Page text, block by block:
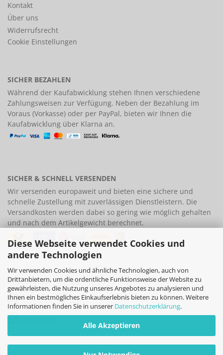
Diese Webseite verwendet Cookies und
andere Technologien
Wir verwenden Cookies und ähnliche Technologien, auch von
Drittanbietern, um die ordentliche Funktionsweise der Website zu
gewährleisten, die Nutzung unseres Angebotes zu analysieren und
Ihnen ein bestmögliches Einkaufserlebnis bieten zu können. Weitere
Informationen finden Sie in unserer Datenschutzerklärung.
Alle Akzeptieren
Kontakt
Über uns
Widerrufsrecht
Cookie Einstellungen
SICHER BEZAHLEN
Während der Kaufabwicklung stehen Ihnen verschiedene
Zahlungsweisen zur Verfügung. Neben der Bezahlung im
Voraus (Vorkasse) oder per PayPal, bieten wir Ihnen die
Kaufabwicklung über Klarna an.
SICHER & SCHNELL VERSENDEN
Wir versenden europaweit und bieten eine sichere und
schnelle Zustellung mit zuverlässigen Dienstleistern. Die
Versandkosten werden dabei so gering wie möglich gehalten
und nach dem Artikelgewicht berechnet.
FOLLOW US
Facebook